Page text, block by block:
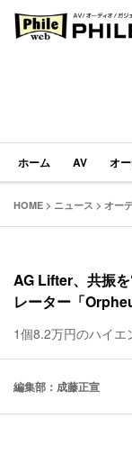
PHILE WEB｜
ホーム AV オ
HOME > ニュース > オー
AG Lifter、共振
レーター「
1個8.2万円のハイエ
編集部：成藤正宣